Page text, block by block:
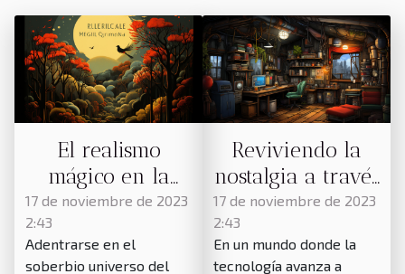
El realismo
mágico en la
literatura
sudamericana
17 de noviembre de 2023
2:43
Adentrarse en el
soberbio universo del
Reviviendo la
nostalgia a través
del pixel art
17 de noviembre de 2023
2:43
En un mundo donde la
tecnología avanza a